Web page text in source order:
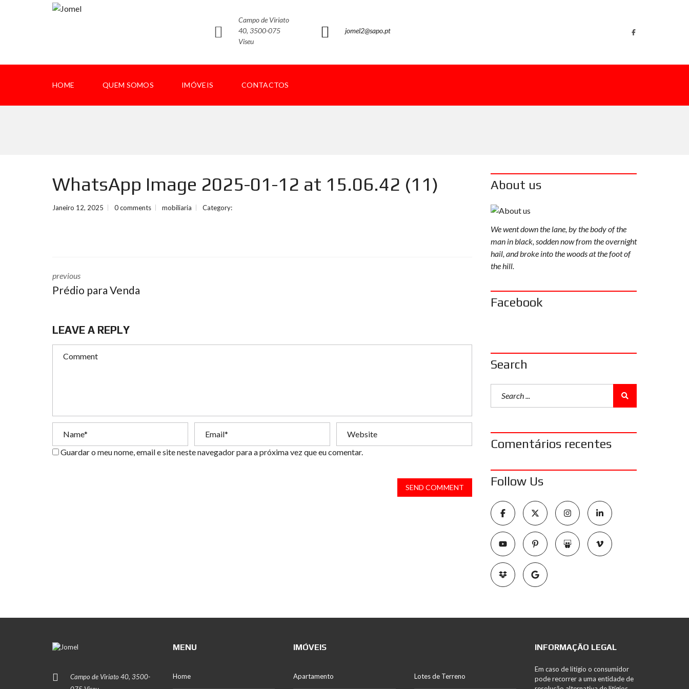
Campo de Viriato
40, 3500-075
Viseu
jomel2@sapo.pt
HOME QUEM SOMOS IMÓVEIS CONTACTOS
WhatsApp Image 2025-01-12 at 15.06.42 (11)
Janeiro 12, 2025 0 comments mobiliaria Category:
previous
Prédio para Venda
LEAVE A REPLY
Guardar o meu nome, email e site neste navegador para a próxima vez que eu comentar.
SEND COMMENT
About us
We went down the lane, by the body of the
man in black, sodden now from the overnight
hail, and broke into the woods at the foot of
the hill.
Facebook
Search
Comentários recentes
Follow Us
Campo de Viriato 40, 3500-
MENU
Home
IMÓVEIS
Apartamento Lotes de Terreno
INFORMAÇÃO LEGAL
Em caso de litígio o consumidor
pode recorrer a uma entidade de